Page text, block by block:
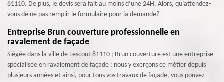
81110. De plus, le devis sera fait au moins d’une 24H. Alors, qu’attendez-
vous de ne pas remplir le formulaire pour la demande?
Entreprise Brun couverture professionnelle en
ravalement de façade
Siégée dans la ville de Lescout 81110 ; Brun couverture est une entreprise
spécialisée en ravalement de façade ; nous y exerçons ce métier depuis
plusieurs années et ainsi, pour tous vos travaux de façade, vous pouvez